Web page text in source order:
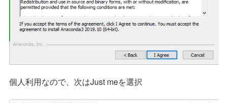
個人利用なので、次はJust meを選択